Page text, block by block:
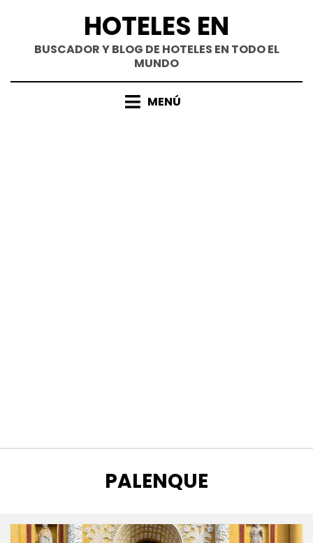
contenido
HOTELES EN
BUSCADOR Y BLOG DE HOTELES EN TODO EL
MUNDO
MENÚ
ETIQUETA
:
PALENQUE